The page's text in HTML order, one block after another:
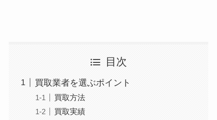
目次
買取業者を選ぶポイント
買取方法
買取実績